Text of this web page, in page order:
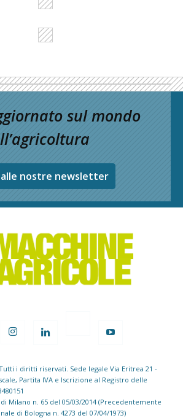
sul mondo
nostre newsletter
i diritti riservati. Sede legale Via Eritrea 21 -
Partita IVA e Iscrizione al Registro delle
Milano n. 65 del 05/03/2014 (Precedentemente
di Bologna n. 4273 del 07/04/1973)